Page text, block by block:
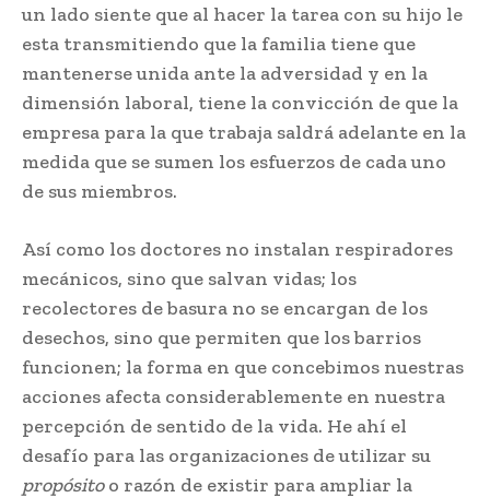
un lado siente que al hacer la tarea con su hijo le
esta transmitiendo que la familia tiene que
mantenerse unida ante la adversidad y en la
dimensión laboral, tiene la convicción de que la
empresa para la que trabaja saldrá adelante en la
medida que se sumen los esfuerzos de cada uno
de sus miembros.
Así como los doctores no instalan respiradores
mecánicos, sino que salvan vidas; los
recolectores de basura no se encargan de los
desechos, sino que permiten que los barrios
funcionen; la forma en que concebimos nuestras
acciones afecta considerablemente en nuestra
percepción de sentido de la vida. He ahí el
desafío para las organizaciones de utilizar su
propósitoo razón de existir para ampliar la